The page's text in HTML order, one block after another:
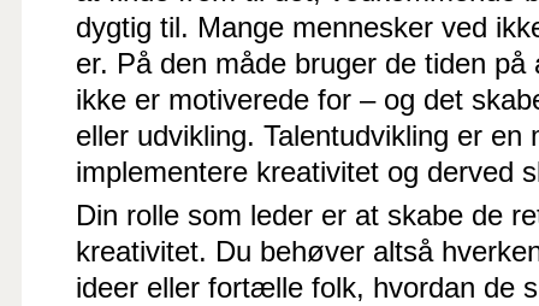
dygtig til. Mange mennesker ved
er. På den måde bruger de tiden
ikke er motiverede for – og det
eller udvikling. Talentudvikling er en
implementere kreativitet og derved
Din rolle som leder er at skabe de
kreativitet. Du behøver altså
ideer eller fortælle folk, hvordan de